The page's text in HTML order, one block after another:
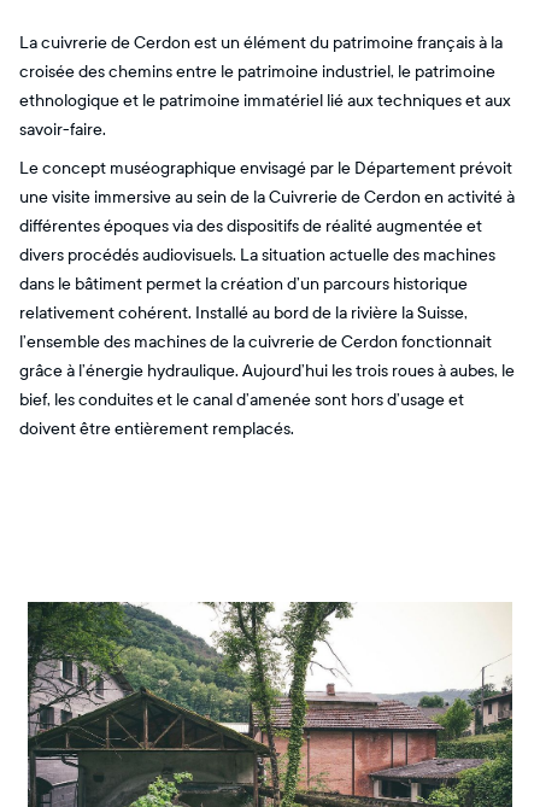
La cuivrerie de Cerdon est un élément du patrimoine français à la
croisée des chemins entre le patrimoine industriel, le patrimoine
ethnologique et le patrimoine immatériel lié aux techniques et aux
savoir-faire.
Le concept muséographique envisagé par le Département prévoit
une visite immersive au sein de la Cuivrerie de Cerdon en activité à
différentes époques via des dispositifs de réalité augmentée et
divers procédés audiovisuels. La situation actuelle des machines
dans le bâtiment permet la création d’un parcours historique
relativement cohérent. Installé au bord de la rivière la Suisse,
l’ensemble des machines de la cuivrerie de Cerdon fonctionnait
grâce à l’énergie hydraulique. Aujourd’hui les trois roues à aubes, le
bief, les conduites et le canal d’amenée sont hors d’usage et
doivent être entièrement remplacés.